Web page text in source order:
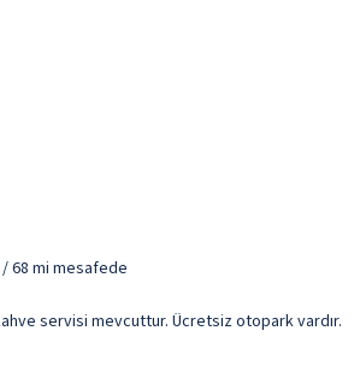
/ 68 mi mesafede
servisi mevcuttur. Ücretsiz otopark vardır.